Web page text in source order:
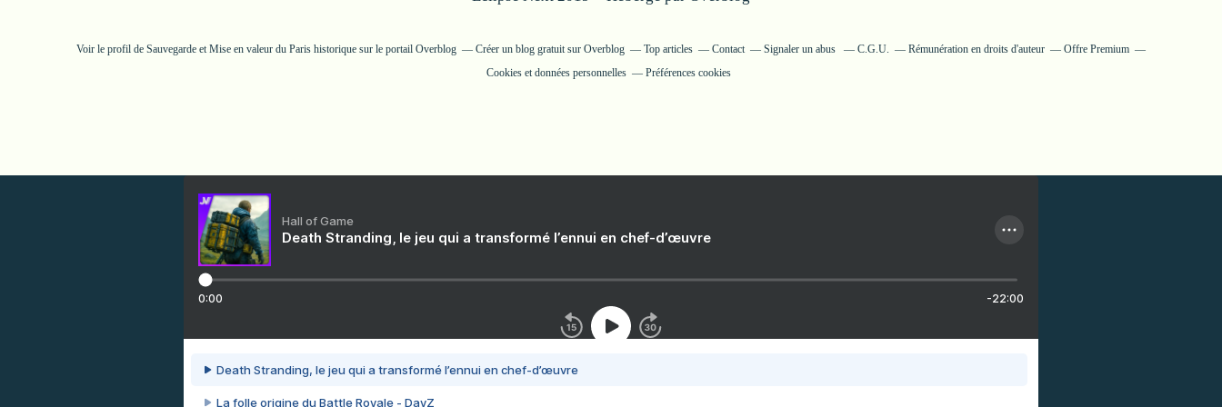
Voir le profil de Sauvegarde et Mise en valeur du Paris historique sur le portail Overblog Créer un blog gratuit sur Overblog Top articles Contact Signaler un abus C.G.U. Rémunération en droits d'auteur
Offre Premium
Cookies et données personnelles
Préférences cookies
Hall of Game
Death Stranding, le jeu qui a transformé l’ennui en chef-d’œuvre
0:00 -22:00
Death Stranding, le jeu qui a transformé l’ennui en chef-d’œuvre
La folle origine du Battle Royale - DayZ